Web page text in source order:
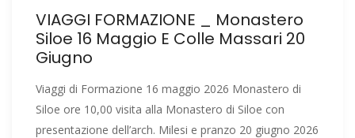
VIAGGI FORMAZIONE _ Monastero
Siloe 16 Maggio E Colle Massari 20
Giugno
Viaggi di Formazione 16 maggio 2026 Monastero di
Siloe ore 10,00 visita alla Monastero di Siloe con
presentazione dell’arch. Milesi e pranzo 20 giugno 2026